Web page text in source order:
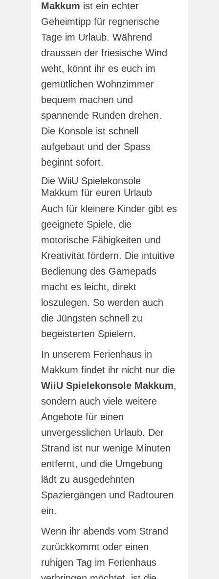
Makkum ist ein echter
Geheimtipp für regnerische
Tage im Urlaub. Während
draussen der friesische Wind
weht, könnt ihr es euch im
gemütlichen Wohnzimmer
bequem machen und
spannende Runden drehen.
Die Konsole ist schnell
aufgebaut und der Spass
beginnt sofort.
Die WiiU Spielekonsole
Makkum für euren Urlaub
Auch für kleinere Kinder gibt es
geeignete Spiele, die
motorische Fähigkeiten und
Kreativität fördern. Die intuitive
Bedienung des Gamepads
macht es leicht, direkt
loszulegen. So werden auch
die Jüngsten schnell zu
begeisterten Spielern.
In unserem Ferienhaus in
Makkum findet ihr nicht nur die
WiiU Spielekonsole Makkum,
sondern auch viele weitere
Angebote für einen
unvergesslichen Urlaub. Der
Strand ist nur wenige Minuten
entfernt, und die Umgebung
lädt zu ausgedehnten
Spaziergängen und Radtouren
ein.
Wenn ihr abends vom Strand
zurückkommt oder einen
ruhigen Tag im Ferienhaus